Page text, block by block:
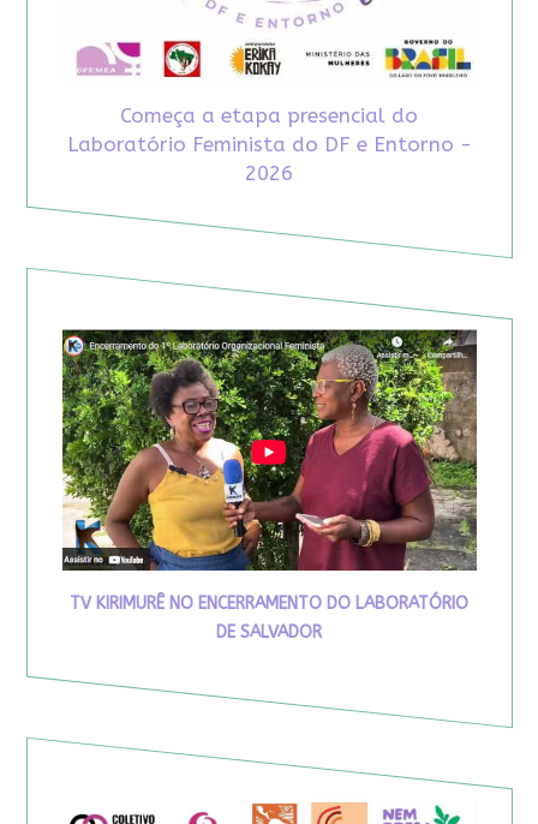
Começa a etapa presencial do
Laboratório Feminista do DF e Entorno -
2026
TV KIRIMURÊ NO ENCERRAMENTO DO LABORATÓRIO
DE SALVADOR